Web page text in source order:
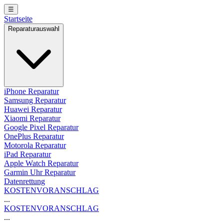
☰
Startseite
Reparaturauswahl
iPhone Reparatur
Samsung Reparatur
Huawei Reparatur
Xiaomi Reparatur
Google Pixel Reparatur
OnePlus Reparatur
Motorola Reparatur
iPad Reparatur
Apple Watch Reparatur
Garmin Uhr Reparatur
Datenrettung
KOSTENVORANSCHLAG
...
KOSTENVORANSCHLAG
...